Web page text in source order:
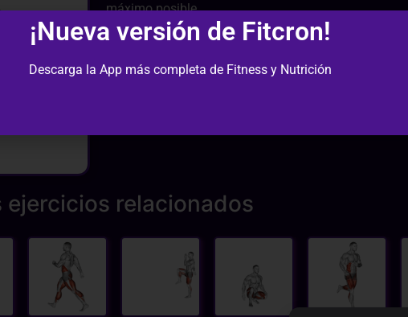
máximo posible.
ejercicios relacionados
¡Nueva versión de Fitcron!
Descarga la App más completa de Fitness y Nutrición